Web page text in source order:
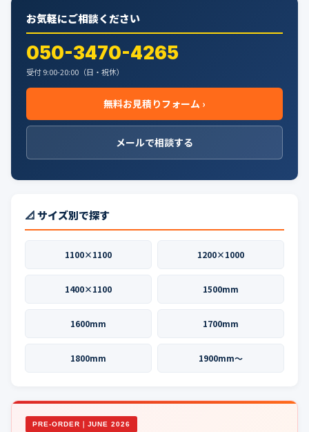
お気軽にご相談ください
050-3470-4265
受付 9:00-20:00（日・祝休）
無料お見積りフォーム ›
メールで相談する
📐 サイズ別で探す
1100×1100 1200×1000
1400×1100 1500mm
1600mm 1700mm
1800mm 1900mm〜
PRE-ORDER｜JUNE 2026